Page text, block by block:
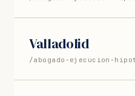
Valladolid
/abogado-ejecucion-